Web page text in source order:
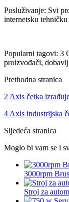
Posluživanje: Svi
internetsku
Popularni tagovi: 3
proizvođači,
Prethodna stranica
2 Axis četka
4 Axis industrijska
Sljedeća stranica
Moglo bi vam se i
3000rpm
Stroj za